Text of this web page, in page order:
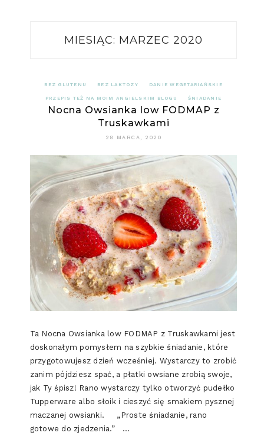
MIESIĄC: MARZEC 2020
BEZ GLUTENU BEZ LAKTOZY DANIE WEGETARIAŃSKIE
PRZEPIS TEŻ NA MOIM ANGIELSKIM BLOGU ŚNIADANIE
Nocna Owsianka low FODMAP z
Truskawkami
28 MARCA, 2020
Ta Nocna Owsianka low FODMAP z Truskawkami jest
doskonałym pomysłem na szybkie śniadanie, które
przygotowujesz dzień wcześniej. Wystarczy to zrobić
zanim pójdziesz spać, a płatki owsiane zrobią swoje,
jak Ty śpisz! Rano wystarczy tylko otworzyć pudełko
Tupperware albo słoik i cieszyć się smakiem pysznej
maczanej owsianki. „Proste śniadanie, rano
gotowe do zjedzenia.” …